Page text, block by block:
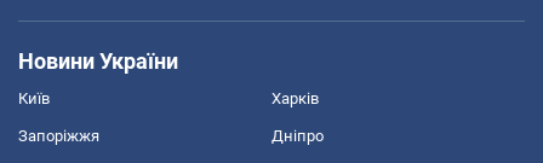
Новини України
Київ Харків
Запоріжжя Дніпро